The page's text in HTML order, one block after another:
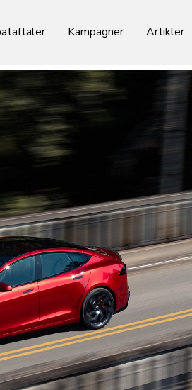
Kampagner Artikler